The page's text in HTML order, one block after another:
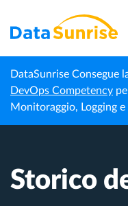
DataSunrise Consegue
DevOps Competency
Monitoraggio, Logging
Homepage
Centro di
Conoscenza
Storico